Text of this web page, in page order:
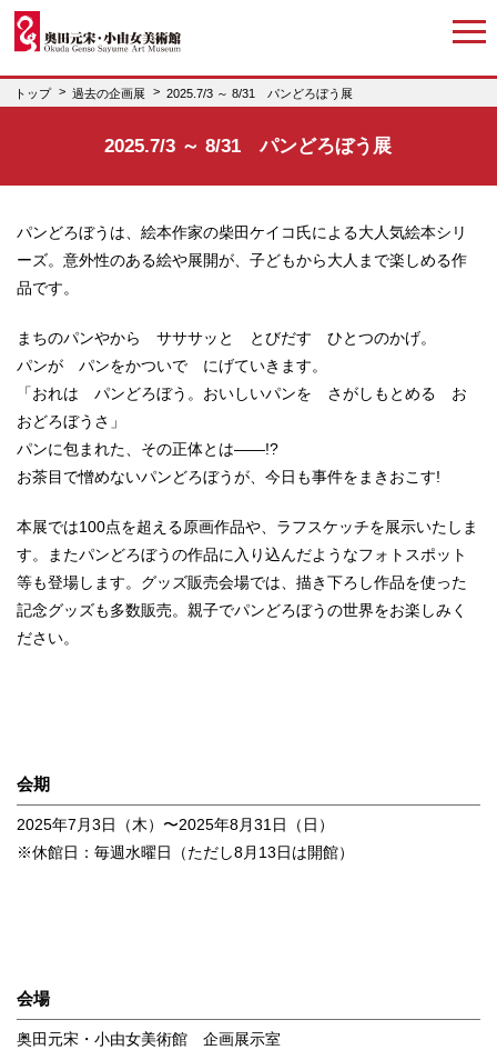
トップ 過去の企画展 2025.7/3 ～ 8/31 パンどろぼう展
2025.7/3 ～ 8/31 パンどろぼう展
パンどろぼうは、絵本作家の柴田ケイコ氏による大人気絵本シリ
ーズ。意外性のある絵や展開が、子どもから大人まで楽しめる作
品です。
まちのパンやから サササッと とびだす ひとつのかげ。
パンが パンをかついで にげていきます。
「おれは パンどろぼう。おいしいパンを さがしもとめる お
おどろぼうさ」
パンに包まれた、その正体とは――!?
お茶目で憎めないパンどろぼうが、今日も事件をまきおこす!
本展では100点を超える原画作品や、ラフスケッチを展示いたしま
す。またパンどろぼうの作品に入り込んだようなフォトスポット
等も登場します。グッズ販売会場では、描き下ろし作品を使った
記念グッズも多数販売。親子でパンどろぼうの世界をお楽しみく
ださい。
会期
2025年7月3日（木）〜2025年8月31日（日）
※休館日：毎週水曜日（ただし8月13日は開館）
会場
奥田元宋・小由女美術館 企画展示室